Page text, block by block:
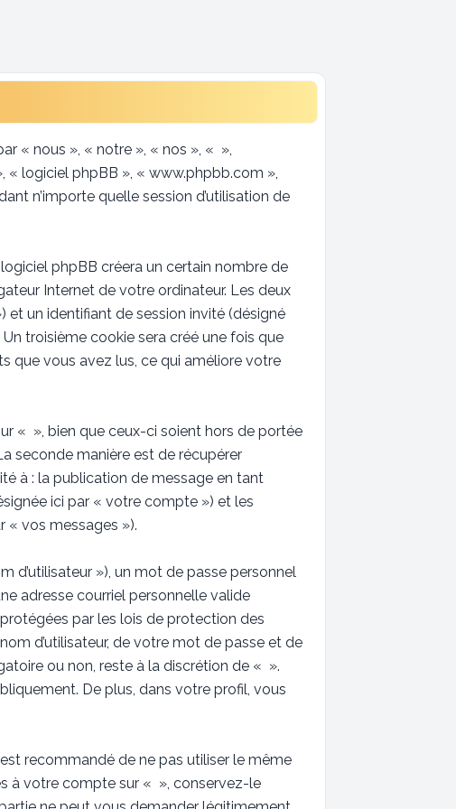
« nous », « notre », « nos », « »,
logiciel phpBB », « www.phpbb.com »,
n’importe quelle session d’utilisation de
phpBB créera un certain nombre de
Internet de votre ordinateur. Les deux
et un identifiant de session invité (désigné
troisième cookie sera créé une fois que
que vous avez lus, ce qui améliore votre
« », bien que ceux-ci soient hors de portée
seconde manière est de récupérer
à : la publication de message en tant
ici par « votre compte ») et les
« vos messages »).
d’utilisateur »), un mot de passe personnel
adresse courriel personnelle valide
par les lois de protection des
d’utilisateur, de votre mot de passe et de
ou non, reste à la discrétion de « ».
De plus, dans votre profil, vous
recommandé de ne pas utiliser le même
à votre compte sur « », conservez-le